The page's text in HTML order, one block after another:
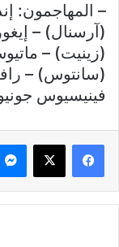
– المهاجمون:
(آرسنال) –
(زينيت) –
(سانتوس) –
فينيسيوس
فيسبوك X